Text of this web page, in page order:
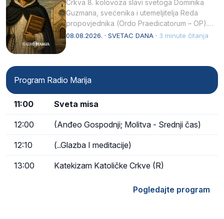
Crkva 8. kolovoza slavi svetoga Dominika
Guzmana, svećenika i utemeljitelja Reda
propovjednika (Ordo Praedicatorum – OP).
Svojim životom, dubokom ljubavlju prema
08.08.2026. · SVETAC DANA · 3 minute čitanja
Program Radio Marija
11:00 Sveta misa
12:00 (Anđeo Gospodnji; Molitva - Srednji čas)
12:10 (..Glazba I meditacije)
13:00 Katekizam Katoličke Crkve (R)
Pogledajte program